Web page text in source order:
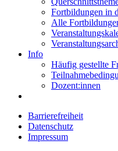
Fortbildungen in
Alle
Info
Häufig gestellte
Dozent:innen
Barrierefreiheit
Datenschutz
Impressum